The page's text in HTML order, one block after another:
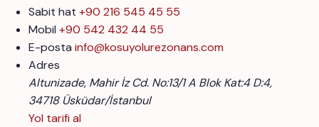
Sabit hat +90 216 545 45 55
Mobil +90 542 432 44 55
E-posta info@kosuyolurezonans.com
Adres
Altunizade, Mahir İz Cd. No:13/1 A Blok Kat:4 D:4,
34718 Üsküdar/İstanbul
Yol tarifi al